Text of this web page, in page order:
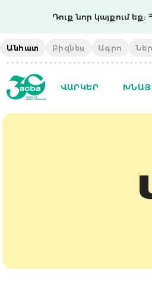
Դուք նոր կայքում եք:
Անհատ Բիզնես Ագրո
ՎԱՐԿԵՐ